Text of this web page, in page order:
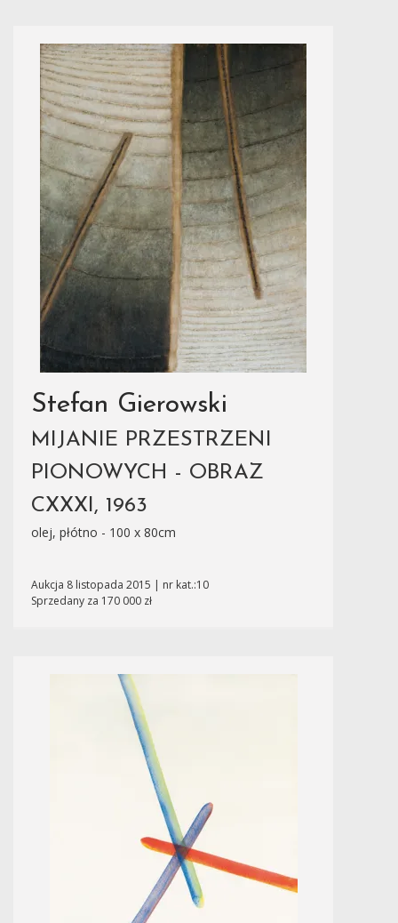
Stefan Gierowski
MIJANIE PRZESTRZENI
PIONOWYCH - OBRAZ
CXXXI, 1963
olej, płótno - 100 x 80cm
Aukcja 8 listopada 2015 | nr kat.:10
Sprzedany za 170 000 zł